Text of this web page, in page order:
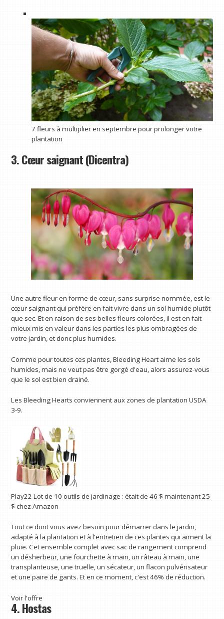
7 fleurs à multiplier en septembre pour prolonger votre
plantation
3. Cœur saignant (Dicentra)
Une autre fleur en forme de cœur, sans surprise nommée, est le
cœur saignant qui préfère en fait vivre dans un sol humide plutôt
que sec. Et en raison de ses belles fleurs colorées, il est en fait
mieux mis en valeur dans les parties les plus ombragées de
votre jardin, et donc plus humides.
Comme pour toutes ces plantes, Bleeding Heart aime les sols
humides, mais ne veut pas être gorgé d'eau, alors assurez-vous
que le sol est bien drainé.
Les Bleeding Hearts conviennent aux zones de plantation USDA
3-9.
Play22 Lot de 10 outils de jardinage : était de 46 $ maintenant 25
$ chez Amazon
Tout ce dont vous avez besoin pour démarrer dans le jardin,
adapté à la plantation et à l'entretien de ces plantes qui aiment la
pluie. Cet ensemble complet avec sac de rangement comprend
un désherbeur, une fourchette à main, un râteau à main, une
transplanteuse, une truelle, un sécateur, un flacon pulvérisateur
et une paire de gants. Et en ce moment, c'est 46% de réduction.
Voir l'offre
4. Hostas